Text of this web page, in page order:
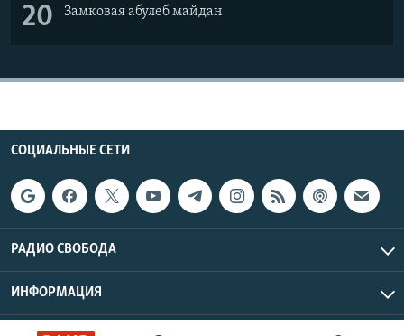
20 Замковая абулеб майдан
СОЦИАЛЬНЫЕ СЕТИ
РАДИО СВОБОДА
ИНФОРМАЦИЯ